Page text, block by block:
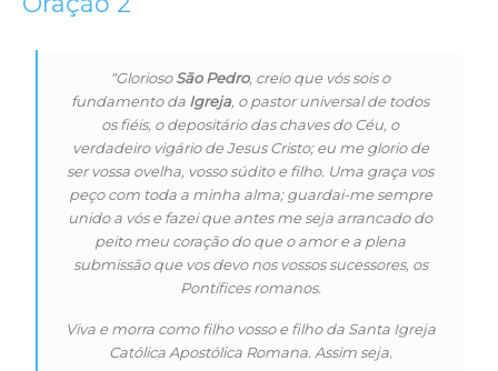
“GloriosoSão Pedro, creio que vós sois o
fundamento da Igreja, o pastor universal de todos
os fiéis, o depositário das chaves do Céu, o
verdadeiro vigário de Jesus Cristo; eu me glorio de
ser vossa ovelha, vosso súdito e filho. Uma graça vos
peço com toda a minha alma; guardai-me sempre
unido a vós e fazei que antes me seja arrancado do
peito meu coração do que o amor e a plena
submissão que vos devo nos vossos sucessores, os
Pontífices romanos.
Viva e morra como filho vosso e filho da Santa Igreja
Católica Apostólica Romana. Assim seja.